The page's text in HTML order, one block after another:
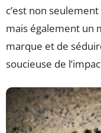
c’est non
mais également un
marque et de
soucieuse de